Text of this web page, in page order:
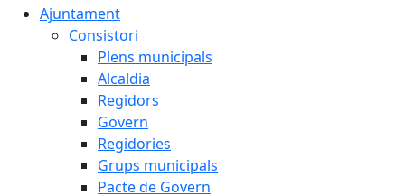
Ajuntament
Consistori
Plens municipals
Alcaldia
Regidors
Govern
Regidories
Grups municipals
Pacte de Govern